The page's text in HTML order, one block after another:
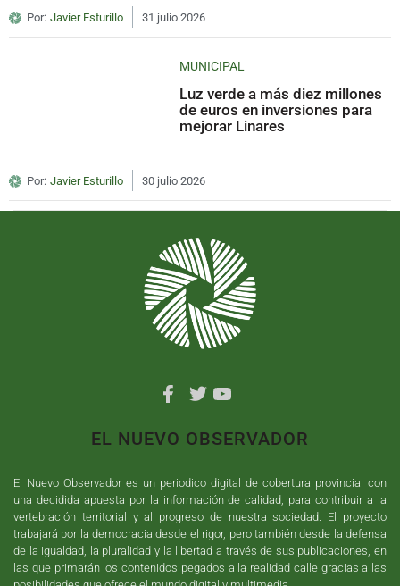
Por: Javier Esturillo 31 julio 2026
MUNICIPAL
Luz verde a más diez millones
de euros en inversiones para
mejorar Linares
Por: Javier Esturillo 30 julio 2026
EL NUEVO OBSERVADOR
El Nuevo Observador es un periodico digital de cobertura provincial con
una decidida apuesta por la información de calidad, para contribuir a la
vertebración territorial y al progreso de nuestra sociedad. El proyecto
trabajará por la democracia desde el rigor, pero también desde la defensa
de la igualdad, la pluralidad y la libertad a través de sus publicaciones, en
las que primarán los contenidos pegados a la realidad calle gracias a las